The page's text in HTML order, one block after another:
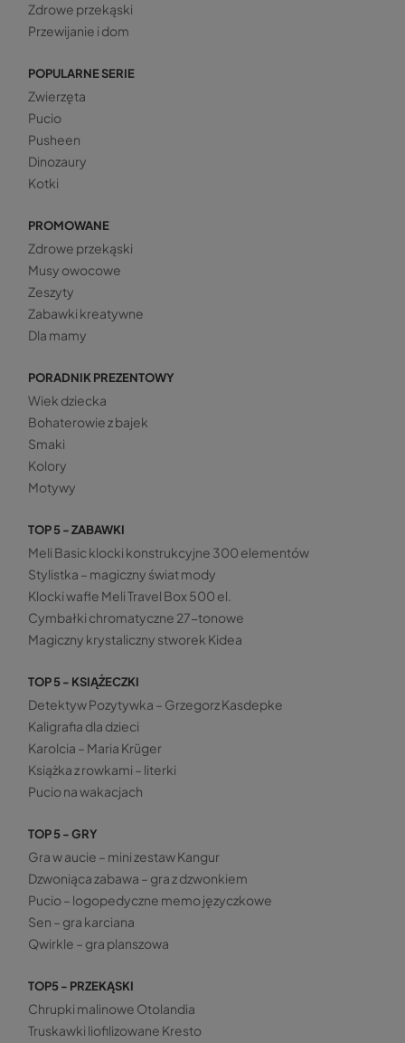
Zdrowe przekąski
Przewijanie i dom
POPULARNE SERIE
Zwierzęta
Pucio
Pusheen
Dinozaury
Kotki
PROMOWANE
Zdrowe przekąski
Musy owocowe
Zeszyty
Zabawki kreatywne
Dla mamy
PORADNIK PREZENTOWY
Wiek dziecka
Bohaterowie z bajek
Smaki
Kolory
Motywy
TOP 5 - ZABAWKI
Meli Basic klocki konstrukcyjne 300 elementów
Stylistka – magiczny świat mody
Klocki wafle Meli Travel Box 500 el.
Cymbałki chromatyczne 27-tonowe
Magiczny krystaliczny stworek Kidea
TOP 5 - KSIĄŻECZKI
Detektyw Pozytywka – Grzegorz Kasdepke
Kaligrafia dla dzieci
Karolcia – Maria Krüger
Książka z rowkami – literki
Pucio na wakacjach
TOP 5 - GRY
Gra w aucie – mini zestaw Kangur
Dzwoniąca zabawa – gra z dzwonkiem
Pucio – logopedyczne memo języczkowe
Sen – gra karciana
Qwirkle – gra planszowa
TOP5 - PRZEKĄSKI
Chrupki malinowe Otolandia
Truskawki liofilizowane Kresto